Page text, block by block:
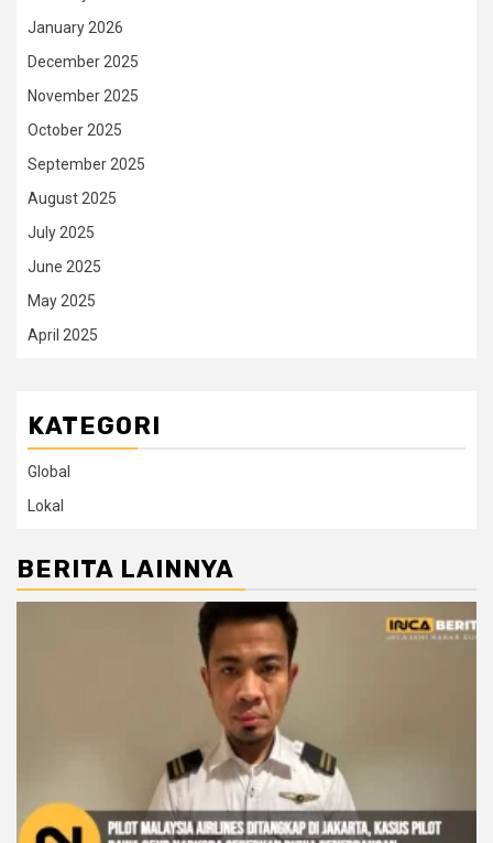
January 2026
December 2025
November 2025
October 2025
September 2025
August 2025
July 2025
June 2025
May 2025
April 2025
KATEGORI
Global
Lokal
BERITA LAINNYA